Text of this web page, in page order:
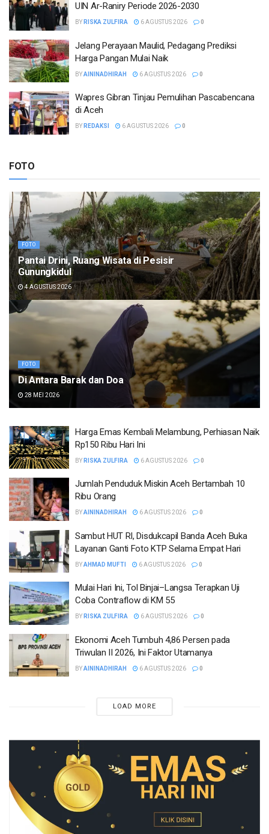
UIN Ar-Raniry Periode 2026-2030
BY RISKA ZULFIRA 6 AGUSTUS 2026 0
Jelang Perayaan Maulid, Pedagang Prediksi
Harga Pangan Mulai Naik
BYAININADHIRAH 6 AGUSTUS 2026 0
Wapres Gibran Tinjau Pemulihan Pascabencana
di Aceh
BY REDAKSI 6 AGUSTUS 2026 0
FOTO
FOTO
Pantai Drini, Ruang Wisata di Pesisir
Gunungkidul
4 AGUSTUS 2026
FOTO
Di Antara Barak dan Doa
28 MEI 2026
Harga Emas Kembali Melambung, Perhiasan Naik
Rp150 Ribu Hari Ini
BY RISKA ZULFIRA 6 AGUSTUS 2026 0
Jumlah Penduduk Miskin Aceh Bertambah 10
Ribu Orang
BYAININADHIRAH 6 AGUSTUS 2026 0
Sambut HUT RI, Disdukcapil Banda Aceh Buka
Layanan Ganti Foto KTP Selama Empat Hari
BYAHMAD MUFTI 6 AGUSTUS 2026 0
Mulai Hari Ini, Tol Binjai–Langsa Terapkan Uji
Coba Contraflow di KM 55
BY RISKA ZULFIRA 6 AGUSTUS 2026 0
Ekonomi Aceh Tumbuh 4,86 Persen pada
Triwulan II 2026, Ini Faktor Utamanya
BYAININADHIRAH 6 AGUSTUS 2026 0
LOAD MORE